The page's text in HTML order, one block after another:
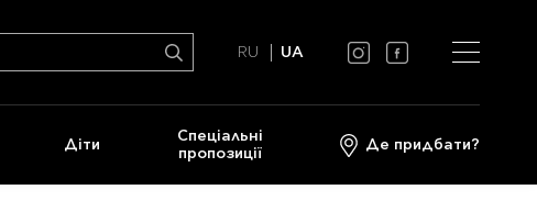
RU UA
Діти
Спеціальні
пропозиції
Де придбати?